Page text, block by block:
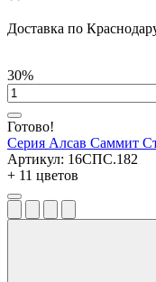
Доставка по
30%
Готово!
Серия Алсав Саммит
Артикул: 16СПС.182
+ 11 цветов